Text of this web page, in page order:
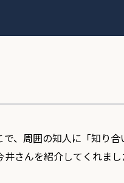
、周囲の知人に「知り
さんを紹介してくれまし